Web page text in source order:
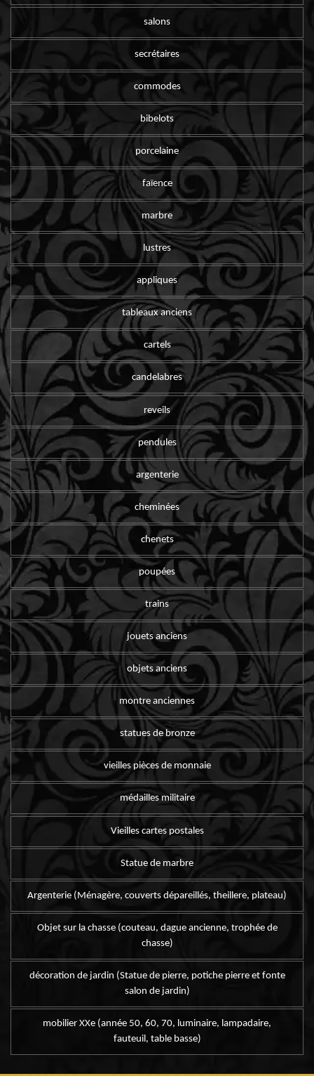
salons
secrétaires
commodes
bibelots
porcelaine
faïence
marbre
lustres
appliques
tableaux anciens
cartels
candelabres
reveils
pendules
argenterie
cheminées
chenets
poupées
trains
jouets anciens
objets anciens
montre anciennes
statues de bronze
vieilles pièces de monnaie
médailles militaire
Vieilles cartes postales
Statue de marbre
Argenterie (Ménagère, couverts dépareillés, theillere, plateau)
Objet sur la chasse (couteau, dague ancienne, trophée de
chasse)
décoration de jardin (Statue de pierre, potiche pierre et fonte
salon de jardin)
mobilier XXe (année 50, 60, 70, luminaire, lampadaire,
fauteuil, table basse)